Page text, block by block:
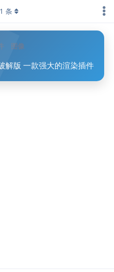
图像
解版 一款强大的渲染插件
1 条